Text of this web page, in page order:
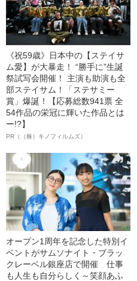
《祝59歳》日本中の【ステイサ
ム愛】が大暴走！ “勝手に”生誕
祭試写会開催！ 主演も助演も全
部ステイサム！「ステサミー
賞」爆誕！【応募総数941票 全
54作品の栄冠に輝いた作品とは
ー!?】
PR（（株）キノフィルムズ）
オープン1周年を記念した特別イ
ベントがサムソナイト・ブラッ
クレーベル銀座店で開催 仕事
も人生も自分らしく～笑顔あふ